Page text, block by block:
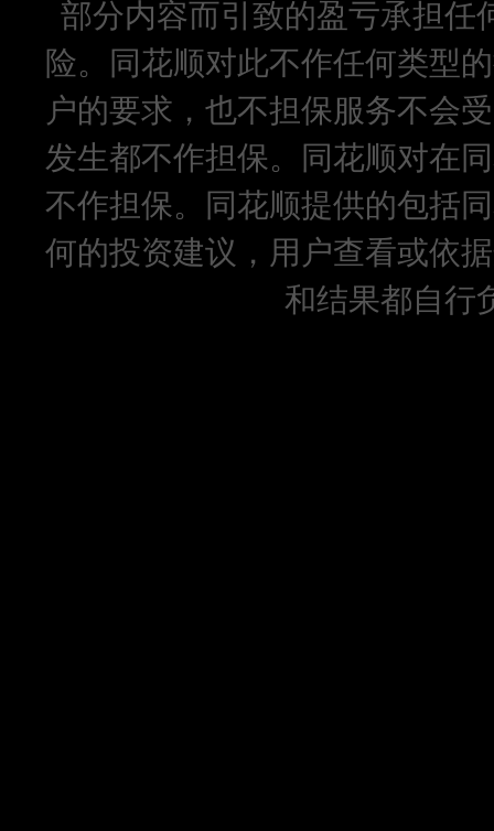
部分内容而引致的盈亏承担任
险。同花顺对此不作任何类型
户的要求，也不担保服务不会
发生都不作担保。同花顺对在
不作担保。同花顺提供的包括
何的投资建议，用户查看或依
和结果都自行